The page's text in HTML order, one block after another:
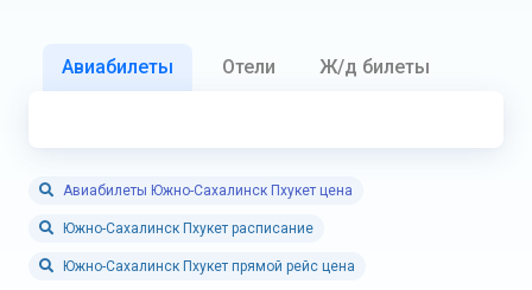
Авиабилеты Отели Ж/д билеты
Авиабилеты Южно-Сахалинск Пхукет цена
Южно-Сахалинск Пхукет расписание
Южно-Сахалинск Пхукет прямой рейс цена